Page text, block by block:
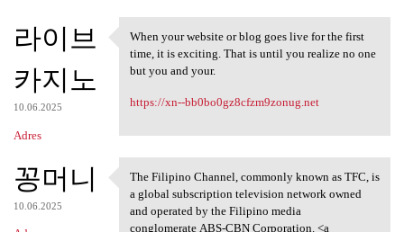
라이브
카지노
10.06.2025
Adres
When your website or blog
When your website or blog goes live for the first
time, it is exciting. That is until you realize no one
but you and your.
https://xn--bb0bo0gz8cfzm9zonug.net
꽁머니
10.06.2025
The Filipino Channel,
The Filipino Channel, commonly known as TFC, is
a global subscription television network owned
and operated by the Filipino media
conglomerate ABS-CBN Corporation. <a